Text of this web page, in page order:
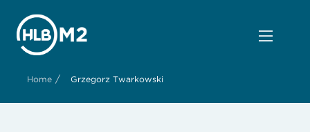
Home / Grzegorz Twarkowski